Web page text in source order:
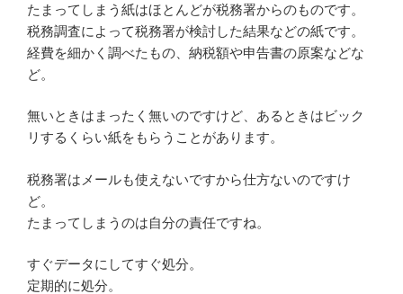
たまってしまう紙はほとんどが税務署からのものです。
税務調査によって税務署が検討した結果などの紙です。
経費を細かく調べたもの、納税額や申告書の原案などな
ど。
無いときはまったく無いのですけど、あるときはビック
リするくらい紙をもらうことがあります。
税務署はメールも使えないですから仕方ないのですけ
ど。
たまってしまうのは自分の責任ですね。
すぐデータにしてすぐ処分。
定期的に処分。